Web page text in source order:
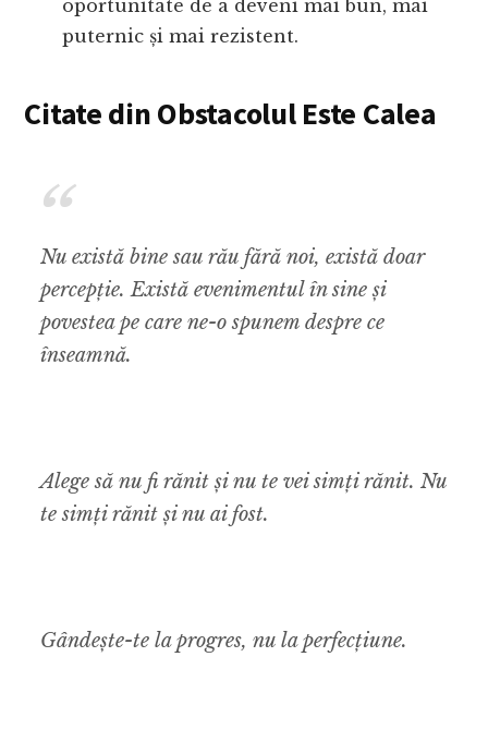
oportunitate de a deveni mai bun, mai
puternic și mai rezistent.
Citate din Obstacolul Este Calea
Nu există bine sau rău fără noi, există doar
percepție. Există evenimentul în sine și
povestea pe care ne-o spunem despre ce
înseamnă.
Alege să nu fi rănit și nu te vei simți rănit. Nu
te simți rănit și nu ai fost.
Gândește-te la progres, nu la perfecțiune.